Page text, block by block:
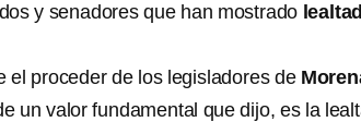
y senadores que han mostrado
el proceder de los legisladores de
un valor fundamental que dijo, es la